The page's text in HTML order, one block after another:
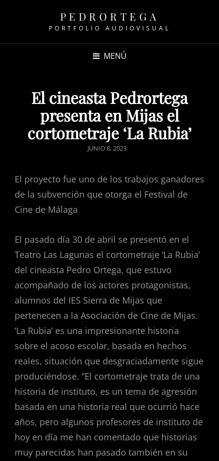
PEDRORTEGA
PORTFOLIO AUDIOVISUAL
MENÚ
El cineasta Pedrortega
presenta en Mijas el
cortometraje ‘La Rubia’
JUNIO 8, 2023
El proyecto fue uno de los trabajos ganadores
de la subvención que otorga el Festival de
Cine de Málaga
El pasado día 30 de abril se presentó en el
Teatro Las Lagunas el cortometraje ‘La Rubia’
del cineasta Pedro Ortega, que estuvo
acompañado de los actores protagonistas,
alumnos del IES Sierra de Mijas que
pertenecen a la Asociación de Cine de Mijas.
‘La Rubia’ es una impresionante historia
sobre el acoso escolar, basada en hechos
reales, situación que desgraciadamente sigue
produciéndose. “El cortometraje trata de una
historia de instituto, es un tema de agresión
basada en una historia real que ocurrió hace
años, pero algunos profesores de instituto de
hoy en día me han comentado que historias
muy parecidas han pasado también en su